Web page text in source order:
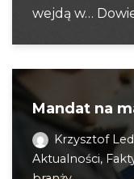
wejdą w…
Mandat na
Krzysztof
Aktualności,